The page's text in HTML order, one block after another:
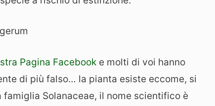
Pagina Facebook e molti di voi hanno
di più falso… la pianta esiste eccome, si
Solanaceae, il nome scientifico è